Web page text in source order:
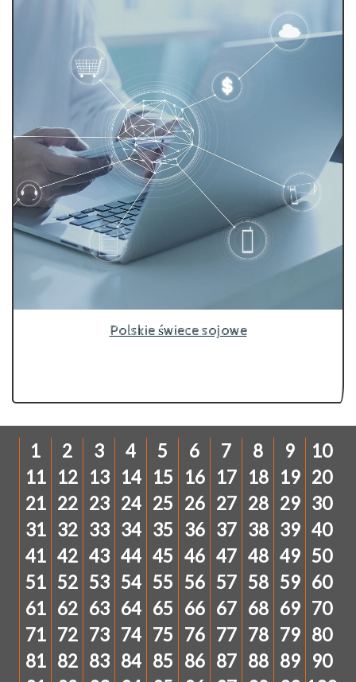
Polskie świece sojowe
1 2 3 4 5 6 7 8 9
10
11
12 13 14 15 16 17 18 19 20
21 22 23 24 25 26 27 28 29 30
31 32 33 34 35 36 37 38 39 40
41 42 43 44 45 46 47 48 49 50
51 52 53 54 55 56 57 58 59 60
61 62 63 64 65 66 67 68 69 70
71 72 73 74 75 76 77 78 79 80
81 82 83 84 85 86 87 88 89
90